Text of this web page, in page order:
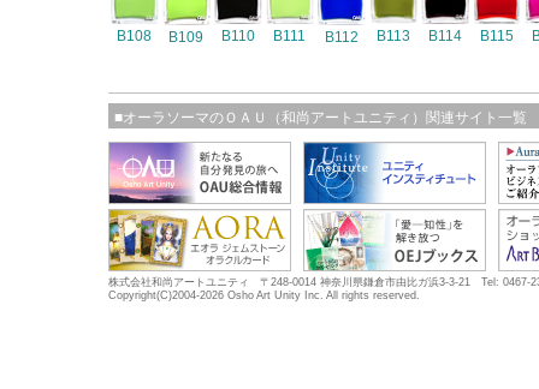
B108 B109 B110 B111 B112 B113 B114 B115
■オーラソーマのＯＡＵ（和尚アートユニティ）関連サイト一覧
株式会社和尚アートユニティ 〒248-0014 神奈川県鎌倉市由比ガ浜3-3-21 Tel: 0467-
Copyright(C)2004-2026 Osho Art Unity Inc. All rights reserved.